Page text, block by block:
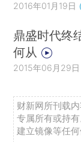
2016年01月19日
鼎盛时代终
何从
2015年06月29日
财新网所刊载
专属所有或持
建立镜像等任何